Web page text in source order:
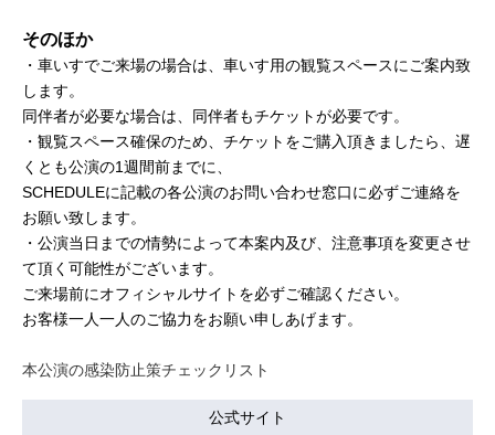
そのほか
・車いすでご来場の場合は、車いす用の観覧スペースにご案内致
します。
同伴者が必要な場合は、同伴者もチケットが必要です。
・観覧スペース確保のため、チケットをご購入頂きましたら、遅
くとも公演の1週間前までに、
SCHEDULEに記載の各公演のお問い合わせ窓口に必ずご連絡を
お願い致します。
・公演当日までの情勢によって本案内及び、注意事項を変更させ
て頂く可能性がございます。
ご来場前にオフィシャルサイトを必ずご確認ください。
お客様一人一人のご協力をお願い申しあげます。
本公演の感染防止策チェックリスト
公式サイト